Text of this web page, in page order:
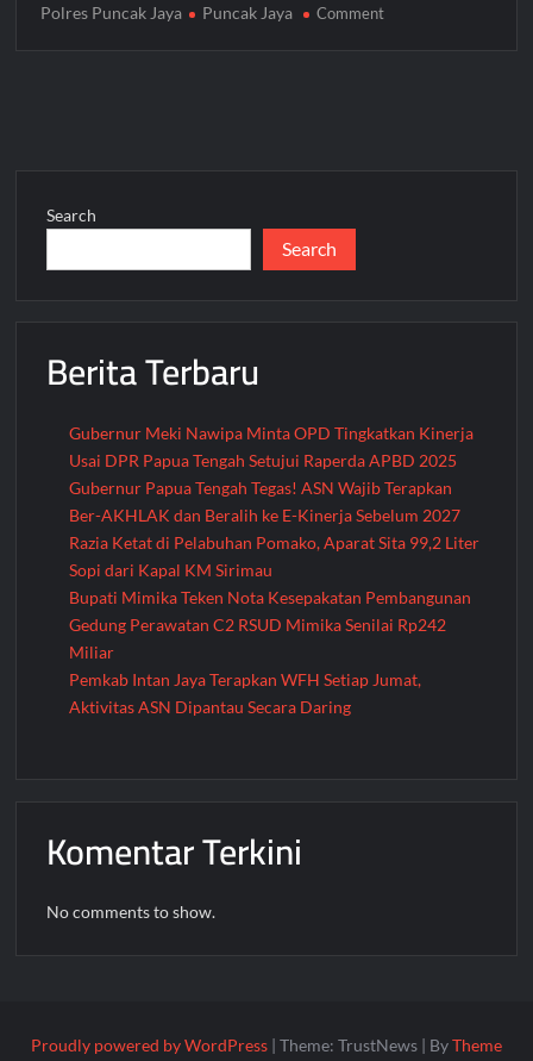
Polres Puncak Jaya Puncak Jaya Commenton
Search
Search
Berita Terbaru
Gubernur Meki Nawipa Minta OPD Tingkatkan Kinerja
Usai DPR Papua Tengah Setujui Raperda APBD 2025
Gubernur Papua Tengah Tegas! ASN Wajib Terapkan
Ber-AKHLAK dan Beralih ke E-Kinerja Sebelum 2027
Razia Ketat di Pelabuhan Pomako, Aparat Sita 99,2 Liter
Sopi dari Kapal KM Sirimau
Bupati Mimika Teken Nota Kesepakatan Pembangunan
Gedung Perawatan C2 RSUD Mimika Senilai Rp242
Miliar
Pemkab Intan Jaya Terapkan WFH Setiap Jumat,
Aktivitas ASN Dipantau Secara Daring
Komentar Terkini
No comments to show.
Proudly powered by WordPress | Theme: TrustNews | ByTheme